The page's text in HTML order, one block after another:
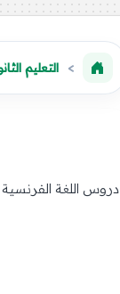
التعليم
دروس اللغة الفرنسية